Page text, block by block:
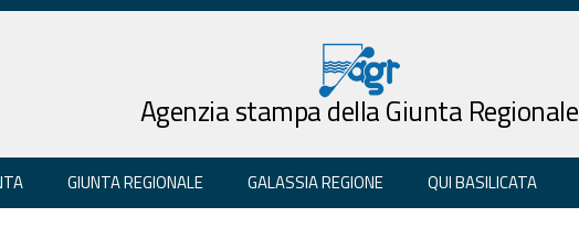
Agenzia stampa della Giunta Regionale
GIUNTA REGIONALE GALASSIA REGIONE QUI BASILICATA